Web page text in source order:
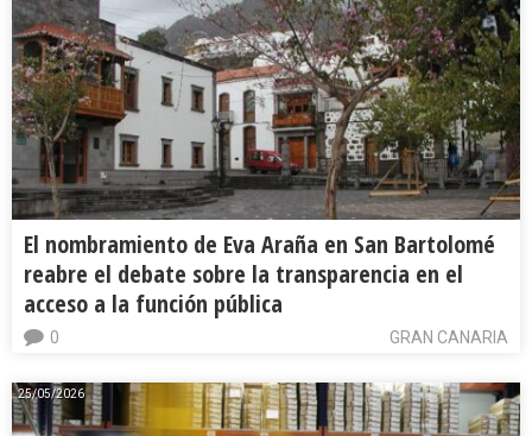
El nombramiento de Eva Araña en San Bartolomé
reabre el debate sobre la transparencia en el
acceso a la función pública
GRAN CANARIA
0
25/05/2026